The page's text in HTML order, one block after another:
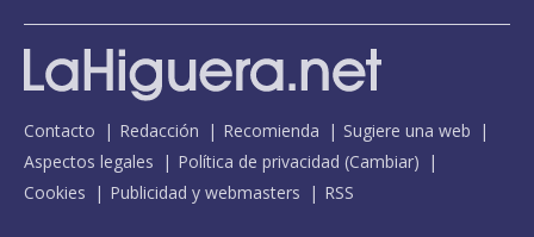
Contacto Redacción Recomienda
Sugiere una web
Aspectos legales
Política de privacidad (Cambiar)
Cookies
Publicidad y webmasters RSS